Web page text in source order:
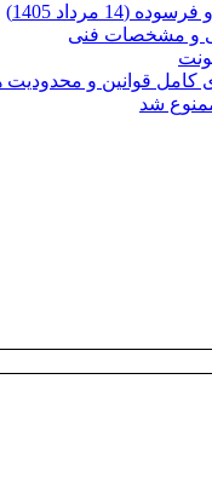
مرداد 1405)
کامل قوانین و محدودیت
شد